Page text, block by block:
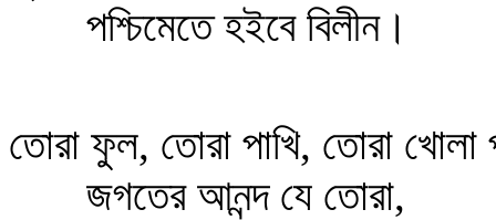
পশ্চিমেতে হইবে বিলীন।
তোরা ফুল, তোরা পাখি, তোরা খোলা
জগতের আনন্দ যে তোরা,